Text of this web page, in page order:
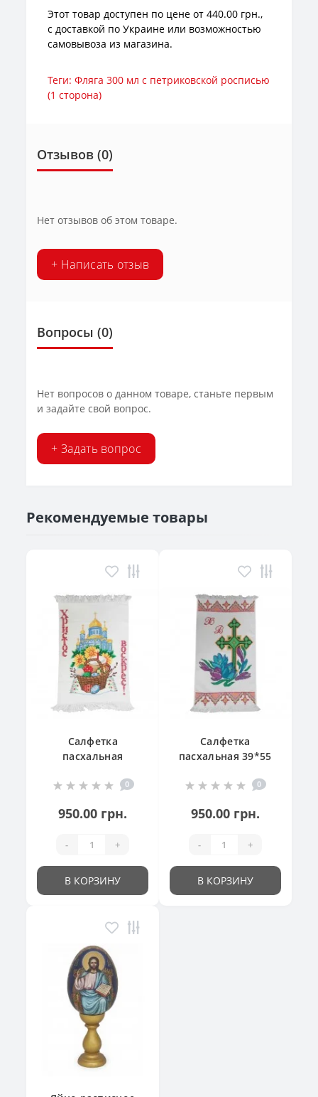
Этот товар доступен по цене от 440.00 грн.,
с доставкой по Украине или возможностью
самовывоза из магазина.
Теги:Фляга 300 мл с петриковской росписью
(1 сторона)
Отзывов (0)
Нет отзывов об этом товаре.
+ Написать отзыв
Вопросы (0)
Нет вопросов о данном товаре, станьте первым
и задайте свой вопрос.
+ Задать вопрос
Рекомендуемые товары
Салфетка
пасхальная
кошик"
0
950.00 грн.
- +
В КОРЗИНУ
Салфетка
пасхальная 39*55
0
950.00 грн.
- +
В КОРЗИНУ